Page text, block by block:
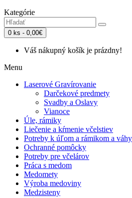
Kategórie
0 ks - 0,00€
Váš nákupný košík je prázdny!
Menu
Laserové Gravírovanie
Darčekové predmety
Svadby a Oslavy
Vianoce
Úle, rámiky
Liečenie a kŕmenie včelstiev
Potreby k úľom a rámikom a váhy
Ochranné pomôcky
Potreby pre včelárov
Práca s medom
Medomety
Výroba medoviny
Medzisteny